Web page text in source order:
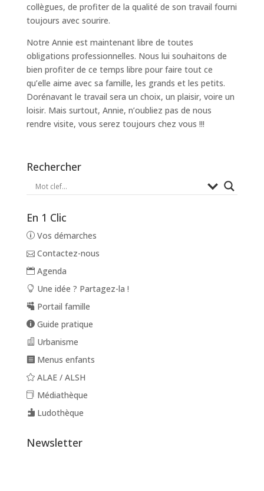
collègues, de profiter de la qualité de son travail fourni
toujours avec sourire.
Notre Annie est maintenant libre de toutes
obligations professionnelles. Nous lui souhaitons de
bien profiter de ce temps libre pour faire tout ce
qu’elle aime avec sa famille, les grands et les petits.
Dorénavant le travail sera un choix, un plaisir, voire un
loisir. Mais surtout, Annie, n’oubliez pas de nous
rendre visite, vous serez toujours chez vous !!!
Rechercher
En 1 Clic
Vos démarches
Contactez-nous
Agenda
Une idée ? Partagez-la !
Portail famille
Guide pratique
Urbanisme
Menus enfants
ALAE / ALSH
Médiathèque
Ludothèque
Newsletter